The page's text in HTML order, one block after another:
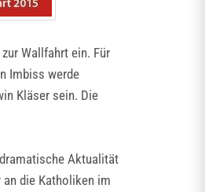
Wallfahrt ein. Für
Imbiss werde
Kläser sein. Die
Aktualität
die Katholiken im